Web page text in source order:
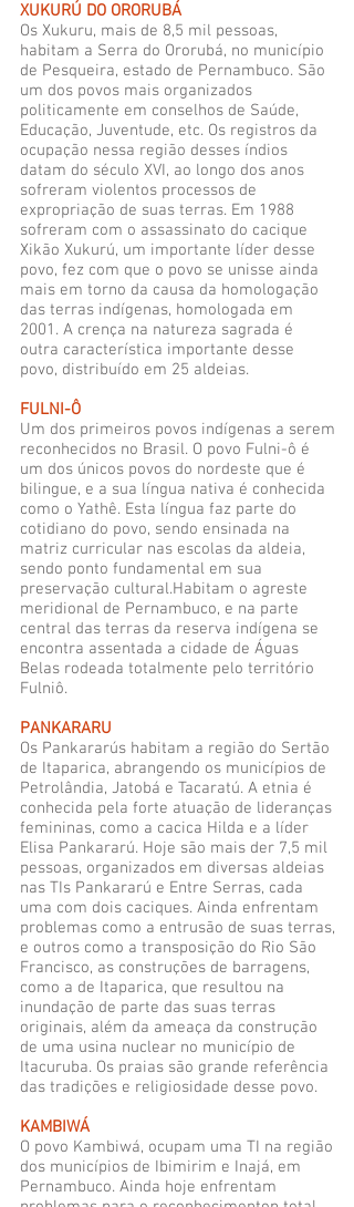
XUKURÚ DO ORORUBÁ
Os Xukuru, mais de 8,5 mil pessoas,
habitam a Serra do Ororubá, no município
de Pesqueira, estado de Pernambuco. São
um dos povos mais organizados
politicamente em conselhos de Saúde,
Educação, Juventude, etc. Os registros da
ocupação nessa região desses índios
datam do século XVI, ao longo dos anos
sofreram violentos processos de
expropriação de suas terras. Em 1988
sofreram com o assassinato do cacique
Xikão Xukurú, um importante líder desse
povo, fez com que o povo se unisse ainda
mais em torno da causa da homologação
das terras indígenas, homologada em
2001. A crença na natureza sagrada é
outra característica importante desse
povo, distribuído em 25 aldeias.
FULNI-Ô
Um dos primeiros povos indígenas a serem
reconhecidos no Brasil. O povo Fulni-ô é
um dos únicos povos do nordeste que é
bilingue, e a sua língua nativa é conhecida
como o Yathê. Esta língua faz parte do
cotidiano do povo, sendo ensinada na
matriz curricular nas escolas da aldeia,
sendo ponto fundamental em sua
preservação cultural.Habitam o agreste
meridional de Pernambuco, e na parte
central das terras da reserva indígena se
encontra assentada a cidade de Águas
Belas rodeada totalmente pelo território
Fulniô.
PANKARARU
Os Pankararús habitam a região do Sertão
de Itaparica, abrangendo os municípios de
Petrolândia, Jatobá e Tacaratú. A etnia é
conhecida pela forte atuação de lideranças
femininas, como a cacica Hilda e a líder
Elisa Pankararú. Hoje são mais der 7,5 mil
pessoas, organizados em diversas aldeias
nas TIs Pankararú e Entre Serras, cada
uma com dois caciques. Ainda enfrentam
problemas como a entrusão de suas terras,
e outros como a transposição do Rio São
Francisco, as construções de barragens,
como a de Itaparica, que resultou na
inundação de parte das suas terras
originais, além da ameaça da construção
de uma usina nuclear no município de
Itacuruba. Os praias são grande referência
das tradições e religiosidade desse povo.
KAMBIWÁ
O povo Kambiwá, ocupam uma TI na região
dos municípios de Ibimirim e Inajá, em
Pernambuco. Ainda hoje enfrentam